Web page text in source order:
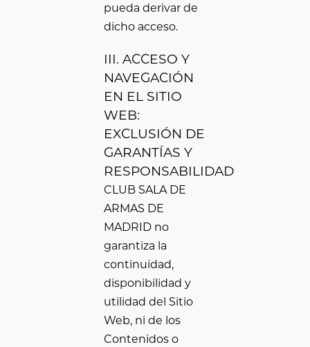
pueda derivar de
dicho acceso.
III. ACCESO Y
NAVEGACIÓN
EN EL SITIO
WEB:
EXCLUSIÓN DE
GARANTÍAS Y
RESPONSABILIDAD
CLUB SALA DE
ARMAS DE
MADRID no
garantiza la
continuidad,
disponibilidad y
utilidad del Sitio
Web, ni de los
Contenidos o